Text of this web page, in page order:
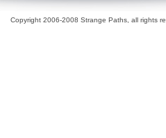
Copyright 2006-2008 Strange Paths, all rights